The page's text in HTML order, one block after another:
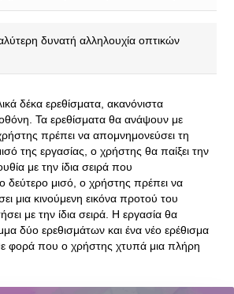
δυνατή αλληλουχία οπτικών
δέκα ερεθίσματα, ακανόνιστα
Τα ερεθίσματα θα ανάψουν με
πρέπει να απομνημονεύσει τη
της εργασίας, ο χρήστης θα παίξει την
με την ίδια σειρά που
δεύτερο μισό, ο χρήστης πρέπει να
μια κινούμενη εικόνα προτού του
με την ίδια σειρά. Η εργασία θα
δύο ερεθισμάτων και ένα νέο ερέθισμα
φορά που ο χρήστης χτυπά μια πλήρη